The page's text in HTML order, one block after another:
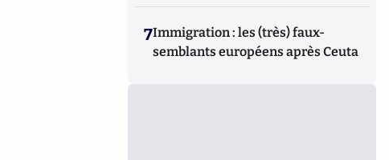
7Immigration : les (très) faux-
semblants européens après Ceuta